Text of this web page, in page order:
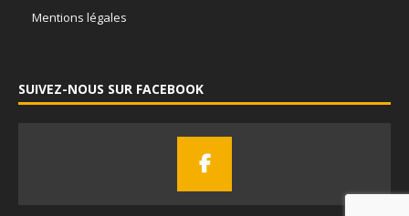
Mentions légales
SUIVEZ-NOUS SUR FACEBOOK